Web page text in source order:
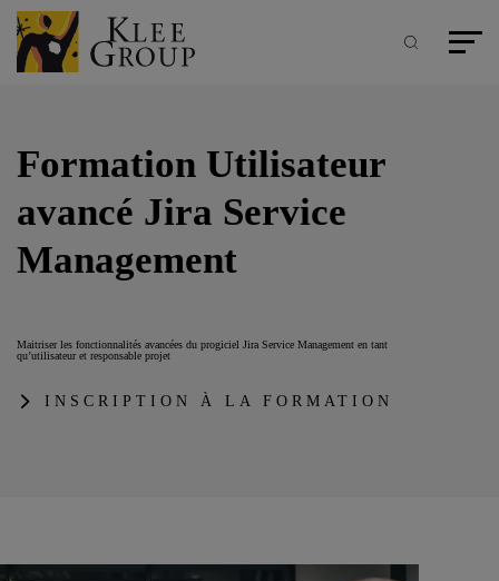
Aller
au
contenu
principal
Recherche
Menu
Formation Utilisateur
avancé Jira Service
Management
Maitriser les fonctionnalités avancées du progiciel Jira Service Management en tant
qu’utilisateur et responsable projet
INSCRIPTION À LA FORMATION